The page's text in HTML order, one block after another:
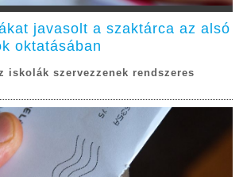
javasolt a szaktárca az alsó
oktatásában
iskolák szervezzenek rendszeres